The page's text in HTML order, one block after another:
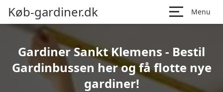
Køb-gardiner.dk Menu
Gardiner Sankt Klemens - Bestil
Gardinbussen her og få flotte nye
gardiner!